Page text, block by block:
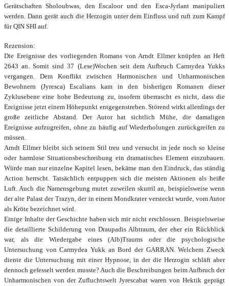
Gerätschaften Sholoubwas, den Escaloor und den Esca-Jyrlant manipuliert
werden. Dann gerät auch die Herzogin unter dem Einfluss und ruft zum Kampf
für QIN SHI auf.
Rezension:
Die Ereignisse des vorliegenden Romans von Arndt Ellmer knüpfen an Heft
2643 an. Somit sind 37 (Lese)Wochen seit dem Aufbruch Carmydea Yukks
vergangen. Dem Konflikt zwischen Harmonischen und Unharmonischen
Bewohnern (Jyresca) Escalians kam in den bisherigen Romanen dieser
Zyklusebene eine hohe Bedeutung zu, insofern überrascht es nicht, dass die
Ereignisse jetzt einem Höhepunkt entgegenstreben. Störend wirkt allerdings der
große zeitliche Abstand. Der Autor hat sichtlich Mühe, die damaligen
Ereignisse aufzugreifen, ohne zu häufig auf Wiederholungen zurückgreifen zu
müssen.
Arndt Ellmer bleibt sich seinem Stil treu und versucht in jede noch so kleine
oder harmlose Situationsbeschreibung ein dramatisches Element einzubauen.
Würde man nur einzelne Kapitel lesen, bekäme man den Eindruck, das ständig
Action herrscht. Tatsächlich entpuppen sich die meisten Aktionen als heiße
Luft. Auch die Namensgebung mutet zuweilen skurril an, beispielsweise wenn
der alte Palast der Trazyn, der in einem Mondkrater versteckt wurde, vom Autor
als Kröte bezeichnet wird.
Einige Inhalte der Geschichte haben sich mir nicht erschlossen. Beispielsweise
die detaillierte Schilderung von Draupadis Albtraum, der eher ein Rückblick
war, als die Wiedergabe eines (Alb)Traums oder die psychologische
Untersuchung von Carmydea Yukk an Bord der GARRAN. Welchem Zweck
diente die Untersuchung mit einer Hypnose, in der die Herzogin schläft aber
dennoch gefesselt werden musste? Auch die Beschreibungen beim Aufbruch der
Unharmonischen von der Zufluchtswelt Jyrescabat waren von Hektik geprägt